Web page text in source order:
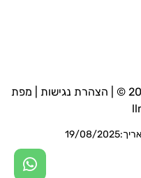
הצהרת נגישות
מפת
2025